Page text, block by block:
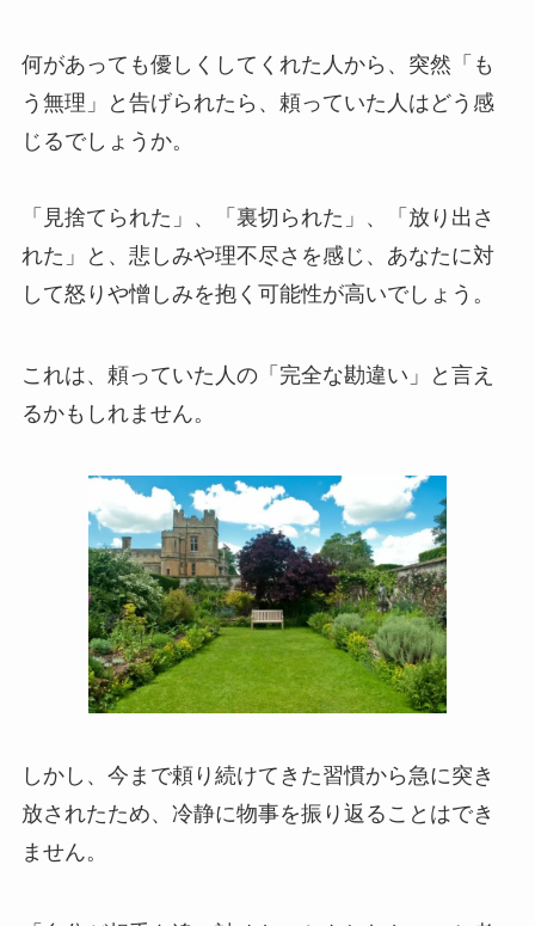
何があっても優しくしてくれた人から、突然「も
う無理」と告げられたら、頼っていた人はどう感
じるでしょうか。
「見捨てられた」、「裏切られた」、「放り出さ
れた」と、悲しみや理不尽さを感じ、あなたに対
して怒りや憎しみを抱く可能性が高いでしょう。
これは、頼っていた人の「完全な勘違い」と言え
るかもしれません。
しかし、今まで頼り続けてきた習慣から急に突き
放されたため、冷静に物事を振り返ることはでき
ません。